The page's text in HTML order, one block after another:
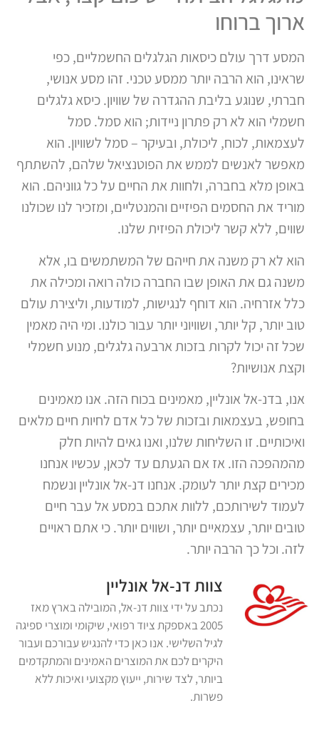
ארוך ברוחו
המסע דרך עולם כיסאות הגלגלים החשמליים, כפי
שראינו, הוא הרבה יותר ממסע טכני. זהו מסע אנושי,
חברתי, שנוגע בליבת ההגדרה של שוויון. כיסא גלגלים
חשמלי הוא לא רק פתרון ניידות; הוא סמל. סמל
לעצמאות, לכוח, ליכולת, ובעיקר – סמל לשוויון. הוא
מאפשר לאנשים לממש את הפוטנציאל שלהם, להשתתף
באופן מלא בחברה, ולחוות את החיים על כל גווניהם. הוא
מוריד את החסמים הפיזיים והמנטליים, ומזכיר לנו שכולנו
שווים, ללא קשר ליכולת הפיזית שלנו.
הוא לא רק משנה את חייהם של המשתמשים בו, אלא
משנה גם את האופן שבו החברה כולה רואה ומכילה את
כלל אזרחיה. הוא דוחף לנגישות, למודעות, וליצירת עולם
טוב יותר, קל יותר, ושוויוני יותר עבור כולנו. ומי היה מאמין
שכל זה יכול לקרות בזכות ארבעה גלגלים, מנוע חשמלי
וקצת אנושיות?
אנו, בדנ-אל אונליין, מאמינים בכוח הזה. אנו מאמינים
בחופש, בעצמאות ובזכות של כל אדם לחיות חיים מלאים
ואיכותיים. זו השליחות שלנו, ואנו גאים להיות חלק
מהמהפכה הזו. אז אם הגעתם עד לכאן, עכשיו אנחנו
מכירים קצת יותר לעומק. אנחנו דנ-אל אונליין ונשמח
לעמוד לשירותכם, ללוות אתכם במסע אל עבר חיים
טובים יותר, עצמאיים יותר, ושווים יותר. כי אתם ראויים
לזה. וכל כך הרבה יותר.
צוות דנ-אל אונליין
נכתב על ידי צוות דנ-אל, המובילה בארץ מאז
2005 באספקת ציוד רפואי, שיקומי ומוצרי ספיגה
לגיל השלישי. אנו כאן כדי להנגיש עבורכם ועבור
היקרים לכם את המוצרים האמינים והמתקדמים
ביותר, לצד שירות, ייעוץ מקצועי ואיכות ללא
פשרות.